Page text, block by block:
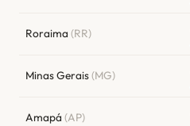
Roraima (RR)
Minas Gerais(MG)
Amapá (AP)